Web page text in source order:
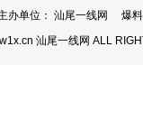
办单位： 汕尾一线网 爆
汕尾一线网 ALL